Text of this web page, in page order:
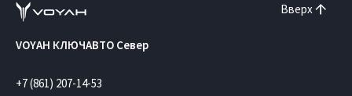
Вверх
VOYAH КЛЮЧАВТО Север
+7 (861) 207-14-53